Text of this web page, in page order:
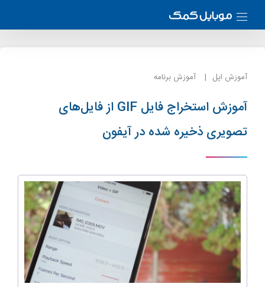
آموزش اپل آموزش برنامه
آموزش استخراج فایل GIF از فایل‌های
تصویری ذخیره شده در آیفون